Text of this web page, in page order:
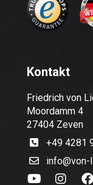
Kontakt
Friedrich von
Moordamm 4
27404 Zeven
+49 4281
info@von-